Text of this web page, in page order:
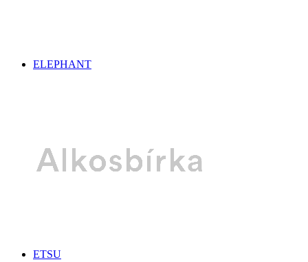
ELEPHANT
ETSU